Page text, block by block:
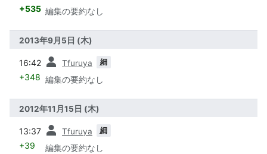
+535 編集の要約なし
2013年9月5日 (木)
16:42 Tfuruya 細
+348 編集の要約なし
2012年11月15日 (木)
13:37 Tfuruya 細
+39 編集の要約なし